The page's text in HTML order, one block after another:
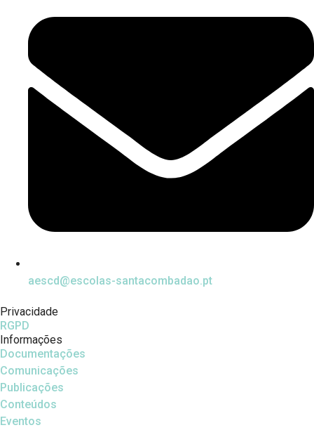
aescd@escolas-santacombadao.pt
Privacidade
RGPD
Informações
Documentações
Comunicações
Publicações
Conteúdos
Eventos